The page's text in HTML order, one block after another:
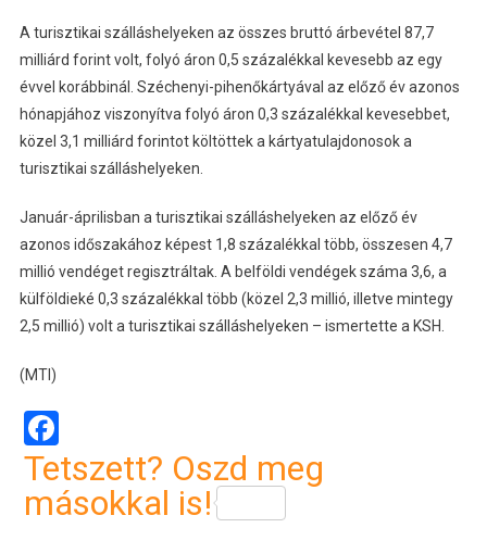
A turisztikai szálláshelyeken az összes bruttó árbevétel 87,7
milliárd forint volt, folyó áron 0,5 százalékkal kevesebb az egy
évvel korábbinál. Széchenyi-pihenőkártyával az előző év azonos
hónapjához viszonyítva folyó áron 0,3 százalékkal kevesebbet,
közel 3,1 milliárd forintot költöttek a kártyatulajdonosok a
turisztikai szálláshelyeken.
Január-áprilisban a turisztikai szálláshelyeken az előző év
azonos időszakához képest 1,8 százalékkal több, összesen 4,7
millió vendéget regisztráltak. A belföldi vendégek száma 3,6, a
külföldieké 0,3 százalékkal több (közel 2,3 millió, illetve mintegy
2,5 millió) volt a turisztikai szálláshelyeken – ismertette a KSH.
(MTI)
Facebook
Tetszett? Oszd meg
másokkal is!